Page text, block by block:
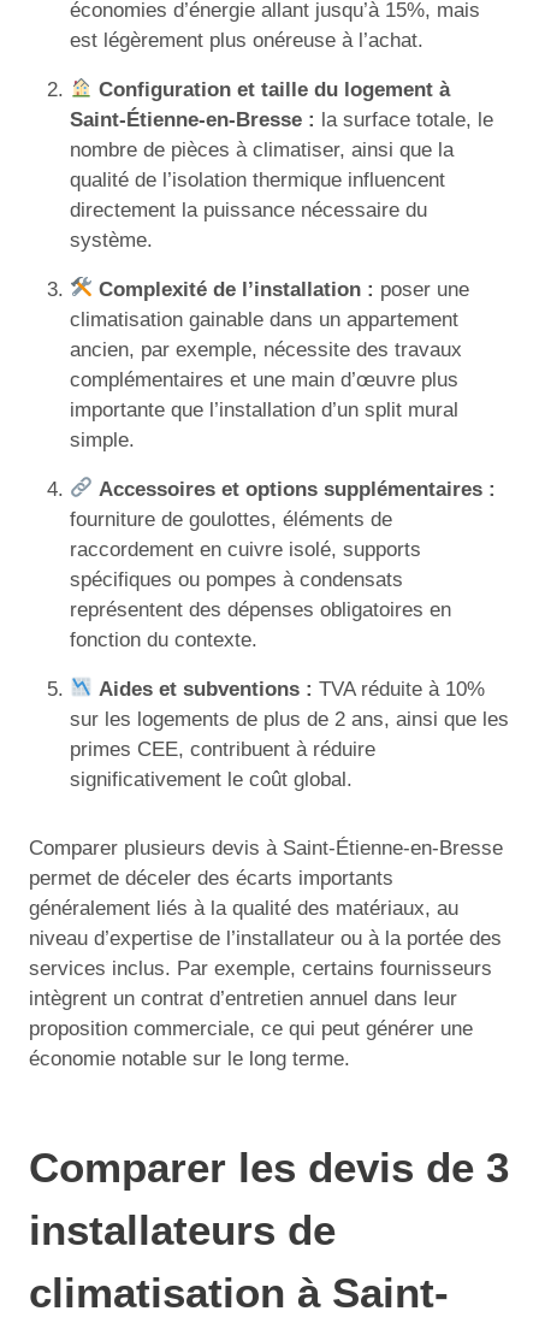
économies d’énergie allant jusqu’à 15%, mais
est légèrement plus onéreuse à l’achat.
Configuration et taille du logement à
Saint-Étienne-en-Bresse : la surface totale, le
nombre de pièces à climatiser, ainsi que la
qualité de l’isolation thermique influencent
directement la puissance nécessaire du
système.
Complexité de l’installation : poser une
climatisation gainable dans un appartement
ancien, par exemple, nécessite des travaux
complémentaires et une main d’œuvre plus
importante que l’installation d’un split mural
simple.
Accessoires et options supplémentaires :
fourniture de goulottes, éléments de
raccordement en cuivre isolé, supports
spécifiques ou pompes à condensats
représentent des dépenses obligatoires en
fonction du contexte.
Aides et subventions : TVA réduite à 10%
sur les logements de plus de 2 ans, ainsi que les
primes CEE, contribuent à réduire
significativement le coût global.
Comparer plusieurs devis à Saint-Étienne-en-Bresse
permet de déceler des écarts importants
généralement liés à la qualité des matériaux, au
niveau d’expertise de l’installateur ou à la portée des
services inclus. Par exemple, certains fournisseurs
intègrent un contrat d’entretien annuel dans leur
proposition commerciale, ce qui peut générer une
économie notable sur le long terme.
Comparer les devis de 3
installateurs de
climatisation à Saint-